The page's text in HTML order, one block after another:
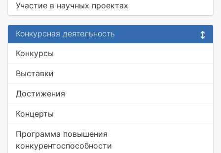
Участие в научных проектах
Конкурсная деятельность
Конкурсы
Выставки
Достижения
Концерты
Программа повышения
конкурентоспособности